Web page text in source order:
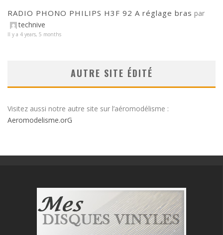
RADIO PHONO PHILIPS H3F 92 A réglage bras par
technive
Il y a 4 years, 5 months
AUTRE SITE ÉDITÉ
Visitez aussi notre autre site sur l’aéromodélisme :
Aeromodelisme.orG